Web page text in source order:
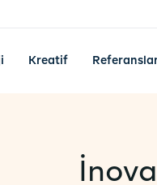
Kreatif